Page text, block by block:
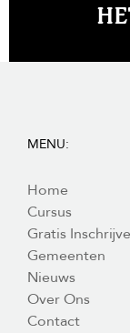
MENU:
Home
Cursus
Gratis
Gemeenten
Nieuws
Over Ons
Contact